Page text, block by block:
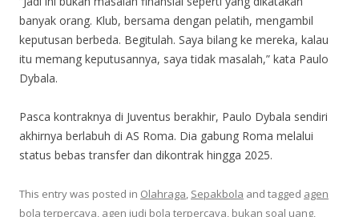
banyak orang. Klub, bersama dengan pelatih, mengambil
keputusan berbeda. Begitulah. Saya bilang ke mereka, kalau
itu memang keputusannya, saya tidak masalah,” kata Paulo
Dybala.
Pasca kontraknya di Juventus berakhir, Paulo Dybala sendiri
akhirnya berlabuh di AS Roma. Dia gabung Roma melalui
status bebas transfer dan dikontrak hingga 2025.
This entry was posted in Olahraga, Sepakbola and tagged agen
bola terpercaya, agen judi bola terpercaya, bukan soal uang,